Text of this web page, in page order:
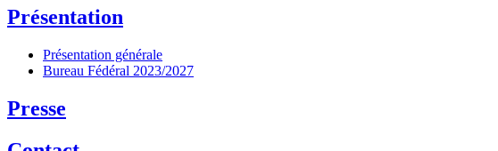
Présentation
Présentation générale
Bureau Fédéral 2023/2027
Presse